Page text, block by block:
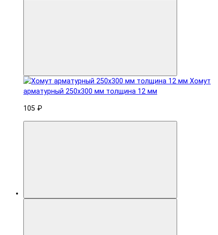
Хомут
арматурный 250x300 мм толщина 12 мм
105 ₽